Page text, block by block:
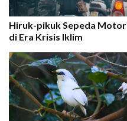
Hiruk-pikuk Sepeda Motor
di Era Krisis Iklim